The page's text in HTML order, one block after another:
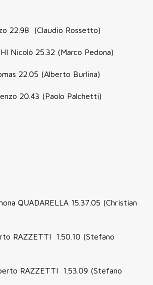
22.98 (Claudio Rossetto)
Nicolò 25.32 (Marco Pedona)
22.05 (Alberto Burlina)
20.43 (Paolo Palchetti)
QUADARELLA 15.37.05 (Christian
RAZZETTI 1.50.10 (Stefano
RAZZETTI 1.53.09 (Stefano